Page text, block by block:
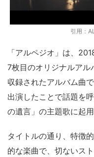
引用：
「アルペジオ」は、
7枚目のオリジナルア
収録されたアルバム曲
出演したことで話題を
の遺言」の主題歌に起用
タイトルの通り、特徴
的な楽曲で、切ないス